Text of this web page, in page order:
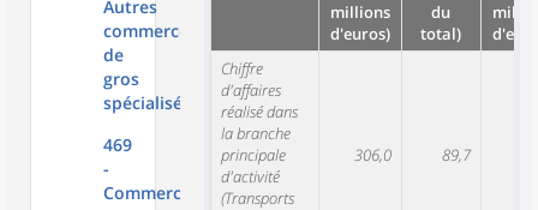
Autres
commerces
de
gros
spécialisés
469
-
Commerce
millions
d'euros)
du
total)
Chiffre
d'affaires
réalisé dans
la branche
principale
d'activité
(Transports
306,0 89,7